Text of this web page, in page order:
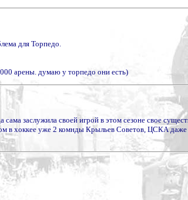
для Торпедо.
арены. думаю у торпедо они есть)
заслужила своей игрой в этом сезоне свое
в хоккее уже 2 комнды Крыльев Советов, ЦСКА